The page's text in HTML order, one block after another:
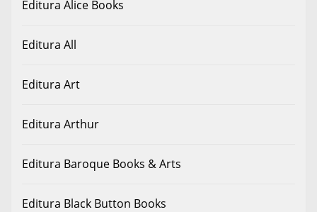
Editura Alice Books
Editura All
Editura Art
Editura Arthur
Editura Baroque Books & Arts
Editura Black Button Books